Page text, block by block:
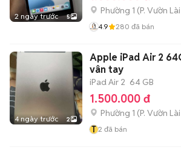
2 ngày trước 5
Phường 1 (P. Vườn Lài
4.9 280 đã bán
4 ngày trước 2
Apple iPad Air 2
vân tay
iPad Air 2 64 GB
1.500.000 đ
Phường 1 (P. Vườn Lài
T 2 đã bán